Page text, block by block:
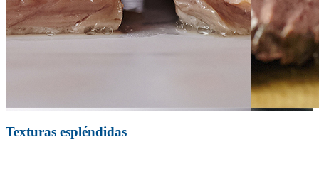
Texturas espléndidas